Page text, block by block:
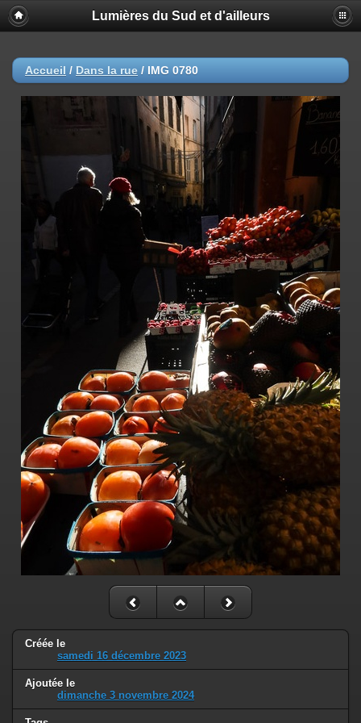
Lumières du Sud et d'ailleurs
Accueil / Dans la rue / IMG 0780
Créée le
samedi 16 décembre 2023
Ajoutée le
dimanche 3 novembre 2024